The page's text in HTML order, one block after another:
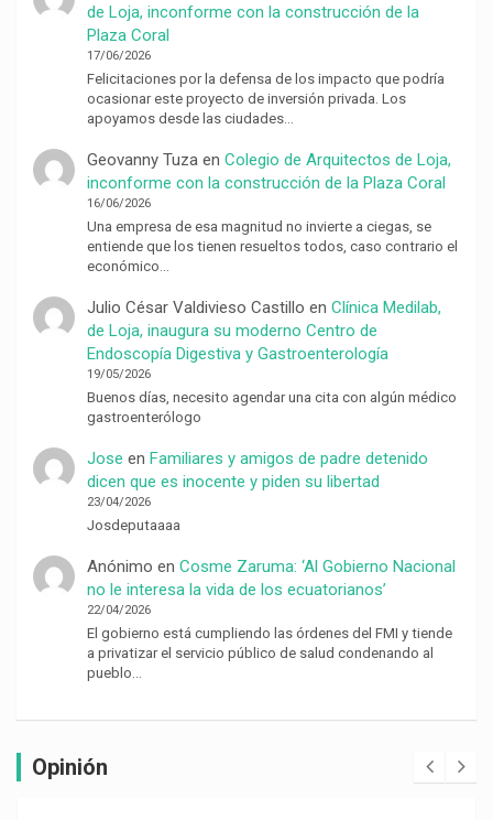
de Loja, inconforme con la construcción de la
Plaza Coral
17/06/2026
Felicitaciones por la defensa de los impacto que podría
ocasionar este proyecto de inversión privada. Los
apoyamos desde las ciudades…
Geovanny Tuzaen Colegio de Arquitectos de Loja,
inconforme con la construcción de la Plaza Coral
16/06/2026
Una empresa de esa magnitud no invierte a ciegas, se
entiende que los tienen resueltos todos, caso contrario el
económico…
Julio César Valdivieso Castillo en Clínica Medilab,
de Loja, inaugura su moderno Centro de
Endoscopía Digestiva y Gastroenterología
19/05/2026
Buenos días, necesito agendar una cita con algún médico
gastroenterólogo
Jose en Familiares y amigos de padre detenido
dicen que es inocente y piden su libertad
23/04/2026
Josdeputaaaa
Anónimo en Cosme Zaruma: ‘Al Gobierno Nacional
no le interesa la vida de los ecuatorianos’
22/04/2026
El gobierno está cumpliendo las órdenes del FMI y tiende
a privatizar el servicio público de salud condenando al
pueblo…
Opinión